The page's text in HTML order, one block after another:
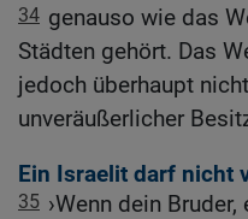
34 genauso wie das
Städten gehört. Das
jedoch überhaupt
unveräußerlicher
Ein Israelit darf nicht
35 ›Wenn dein